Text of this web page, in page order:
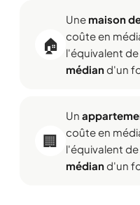
🏠
Une maison
coûte en
l'équivalent de
médiand'un
🏢
Un
coûte en
l'équivalent de
médiand'un